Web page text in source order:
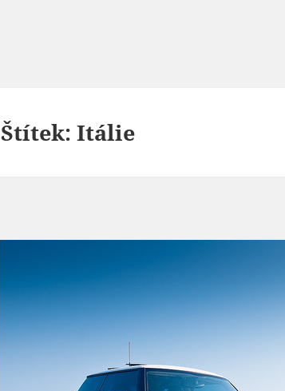
Štítek:Itálie